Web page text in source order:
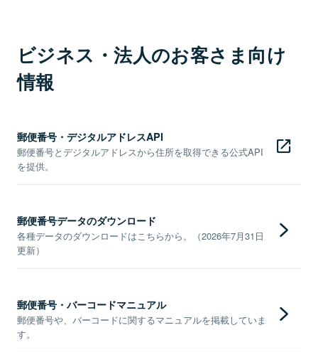
ビジネス・法人のお客さま向け
情報
郵便番号・デジタルアドレスAPI
郵便番号とデジタルアドレスから住所を取得できる公式API
を提供。
郵便番号データのダウンロード
各種データのダウンロードはこちらから。（2026年7月31日
更新）
郵便番号・バーコードマニュアル
郵便番号や、バーコードに関するマニュアルを掲載していま
す。